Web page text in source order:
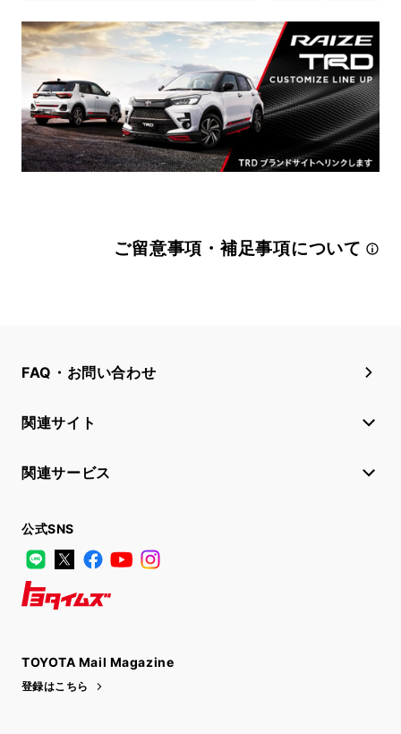
ご留意事項・補足事項について
FAQ・お問い合わせ
関連サイト
関連サービス
公式SNS
LINE
X FacebookYouTube
TOYOTA Mail Magazine
登録はこちら